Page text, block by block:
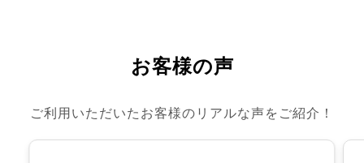
お客様の声
ご利用いただいたお客様のリアルな声をご紹介！